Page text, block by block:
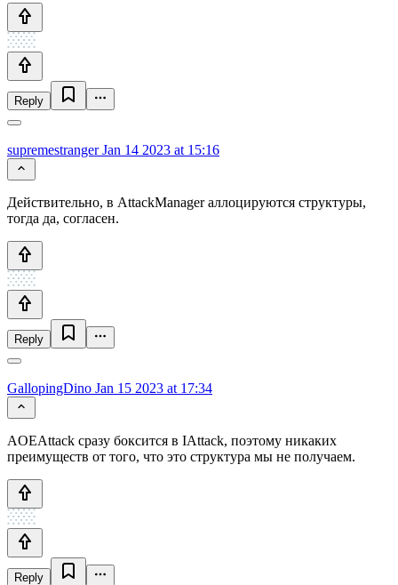
Reply
supremestrangerJan 14 2023 at 15:16
Действительно, в AttackManager аллоцируются структуры,
тогда да, согласен.
Reply
GallopingDino Jan 15 2023 at 17:34
AOEAttack сразу боксится в IAttack, поэтому никаких
преимуществ от того, что это структура мы не получаем.
Reply